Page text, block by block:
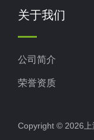
关于我们
公司简介
荣誉资质
Copyright © 2026